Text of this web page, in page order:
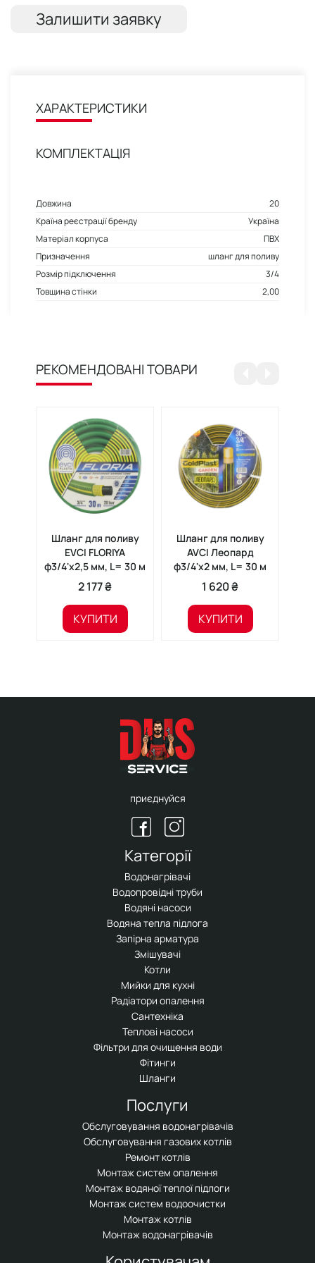
Залишити заявку
ХАРАКТЕРИСТИКИ
КОМПЛЕКТАЦІЯ
Довжина
20
Країна реєстрації бренду
Україна
Матеріал корпуса
ПВХ
Призначення
шланг для поливу
Розмір підключення
3/4
Товщина стінки
2,00
РЕКОМЕНДОВАНІ ТОВАРИ
Шланг для поливу
EVCI FLORIYA
ф3/4'x2,5 мм, L= 30 м
2 177 ₴
КУПИТИ
Шланг для поливу
AVCI Леопард
ф3/4'x2 мм, L= 30 м
1 620 ₴
КУПИТИ
приєднуйся
Категорії
Водонагрівачі
Водопровідні труби
Водяні насоси
Водяна тепла підлога
Запірна арматура
Змішувачі
Котли
Мийки для кухні
Радіатори опалення
Сантехніка
Теплові насоси
Фільтри для очищення води
Фітинги
Шланги
Послуги
Обслуговування водонагрівачів
Обслуговування газових котлів
Ремонт котлів
Монтаж систем опалення
Монтаж водяної теплої підлоги
Монтаж систем водоочистки
Монтаж котлів
Монтаж водонагрівачів